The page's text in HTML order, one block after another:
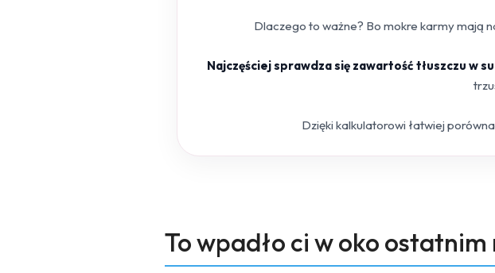
Dlaczego to ważne? Bo mokre karmy mają
Najczęściej sprawdza się zawartość tłuszczu w
Dzięki kalkulatorowi łatwiej
Pomiń karuzelę produktówProdukty
To wpadło ci w oko ostatnim